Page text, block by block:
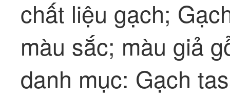
chất liệu gạch;
màu sắc; màu giả
danh mục: Gạch